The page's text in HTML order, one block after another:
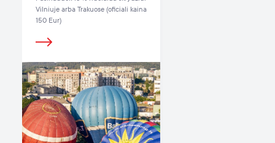
Vilniuje arba Trakuose (oficiali kaina
150 Eur)